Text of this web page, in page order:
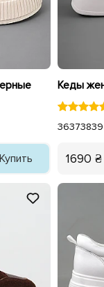
36373839
1690 ₴